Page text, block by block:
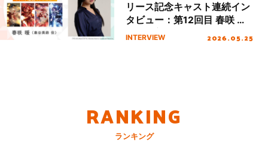
リース記念キャスト連続イン
タビュー：第12回目 春咲 暖
（秦谷美鈴役）
INTERVIEW 2026.05.25
RANKING
ランキング